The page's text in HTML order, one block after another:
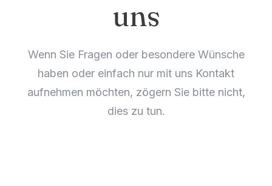
uns
Wenn Sie Fragen oder besondere Wünsche
haben oder einfach nur mit uns Kontakt
aufnehmen möchten, zögern Sie bitte nicht,
dies zu tun.